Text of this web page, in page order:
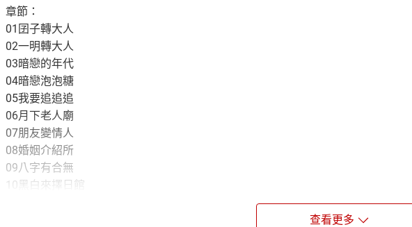
章節：
01囝子轉大人
02一明轉大人
03暗戀的年代
04暗戀泡泡糖
05我要追追追
06月下老人廟
07朋友變情人
08婚姻介紹所
09八字有合無
10黑白來擇日館
查看更多